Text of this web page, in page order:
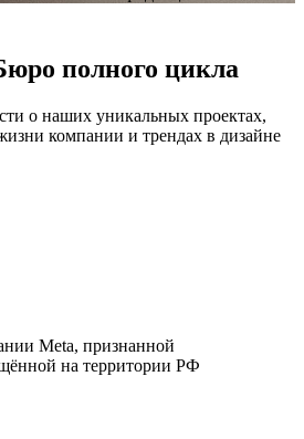
полного цикла
о наших уникальных проектах,
компании и трендах в дизайне
Meta, признанной
на территории РФ